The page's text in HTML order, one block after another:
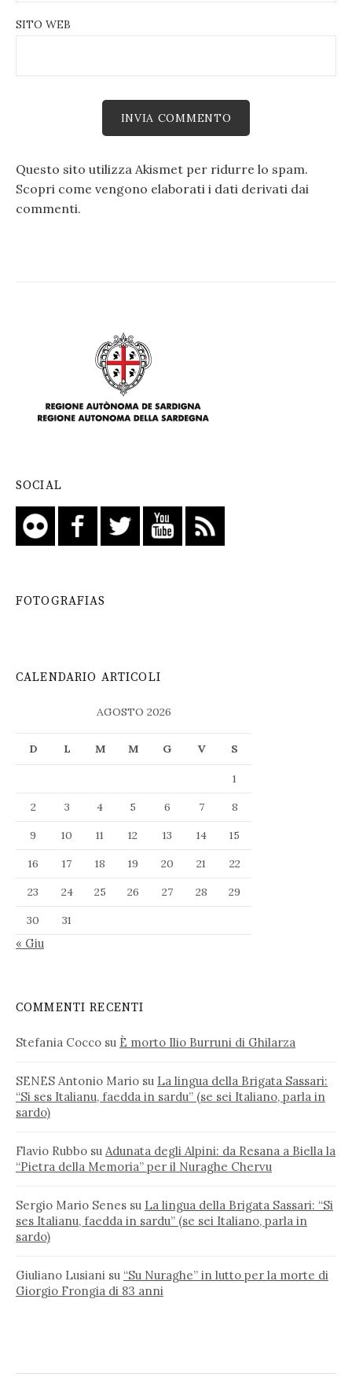
SITO WEB
Questo sito utilizza Akismet per ridurre lo spam.
Scopri come vengono elaborati i dati derivati dai
commenti.
SOCIAL
FOTOGRAFIAS
CALENDARIO ARTICOLI
AGOSTO 2026
D L M M G V S
1
2
3 4 5 6 7
8
9
10 11 12 13 14
15
16
17 18 19 20 21
22
23
24 25 26 27 28
29
30
31
« Giu
COMMENTI RECENTI
Stefania Cocco su È morto Ilio Burruni di Ghilarza
SENES Antonio Mario su La lingua della Brigata Sassari:
“Si ses Italianu, faedda in sardu” (se sei Italiano, parla in
sardo)
Flavio Rubbo su Adunata degli Alpini: da Resana a Biella la
“Pietra della Memoria” per il Nuraghe Chervu
Sergio Mario Senes su La lingua della Brigata Sassari: “Si
ses Italianu, faedda in sardu” (se sei Italiano, parla in
sardo)
Giuliano Lusiani su “Su Nuraghe” in lutto per la morte di
Giorgio Frongia di 83 anni